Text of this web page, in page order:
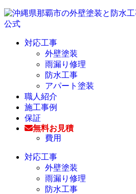
対応工事
外壁塗装
雨漏り修理
防水工事
アパート塗装
職人紹介
施工事例
保証
無料お見積
費用
対応工事
外壁塗装
雨漏り修理
防水工事